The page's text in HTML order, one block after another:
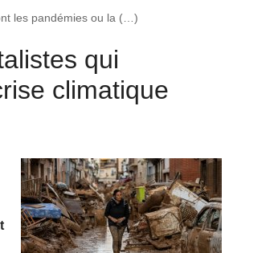
les pandémies ou la (…)
qui
climatique